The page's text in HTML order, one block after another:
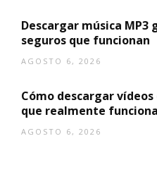
Descargar música
seguros que funcionan
AGOSTO 6, 2026
Cómo descargar
que realmente
AGOSTO 6, 2026